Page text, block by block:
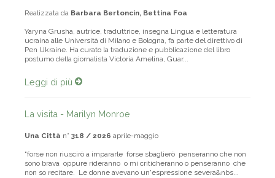
Realizzata da Barbara Bertoncin, Bettina Foa
Yaryna Grusha, autrice, traduttrice, insegna Lingua e letteratura
ucraina alle Università di Milano e Bologna, fa parte del direttivo di
Pen Ukraine. Ha curato la traduzione e pubblicazione del libro
postumo della giornalista Victoria Amelina, Guar...
Leggi di più
La visita - Marilyn Monroe
Una Città n° 318 / 2026 aprile-maggio
"forse non riuscirò a impararle forse sbaglierò penseranno che non
sono brava oppure rideranno o mi criticheranno o penseranno che
non so recitare. Le donne avevano un'espressione severa&nbs...